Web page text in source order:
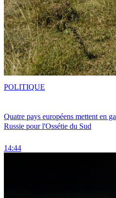
Quatre pays européens mettent en
Russie pour l'Ossétie du Sud
14:44
POLITIQUE